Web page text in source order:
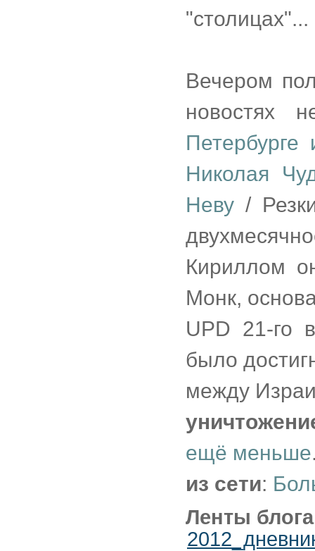
"столицах"...
Вечером
новостях
Николая
Неву /
Кириллом
Монк,
UPD 21-го
было
между
ещё меньше
из сети:
Ленты